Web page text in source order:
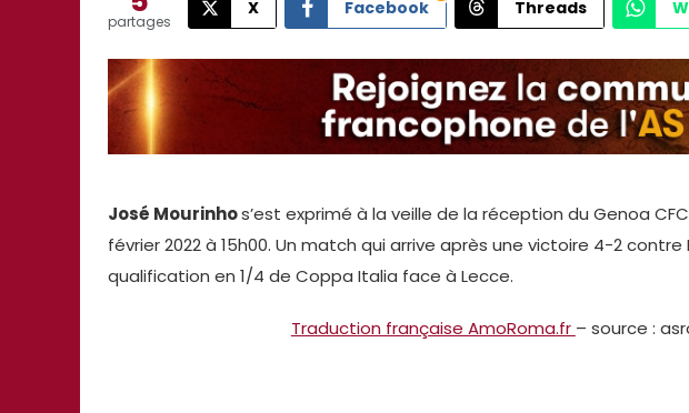
partages
X Facebook Threads
José Mourinhos’est exprimé à la veille de la réception du Genoa
février 2022 à 15h00. Un match qui arrive après une victoire 4-2 contre
qualification en 1/4 de Coppa Italia face à Lecce.
Traduction française AmoRoma.fr – source :